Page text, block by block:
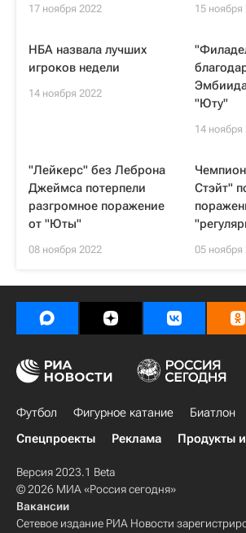
17 ноября 2022 15 ноября
НБА назвала лучших
игроков недели
14 ноября 2022
"Юту"
14 ноября
"Лейкерс" без Леброна
Джеймса потерпели
разгромное поражение
от "Юты"
08 ноября 2022
Стэйт"
05 ноября
Футбол Фигурное катание Биатлон
Спецпроекты
Реклама Продукты
Версия 2023.1 Beta
© 2026 МИА «Россия сегодня»
Вакансии
Сетевое издание РИА Новости